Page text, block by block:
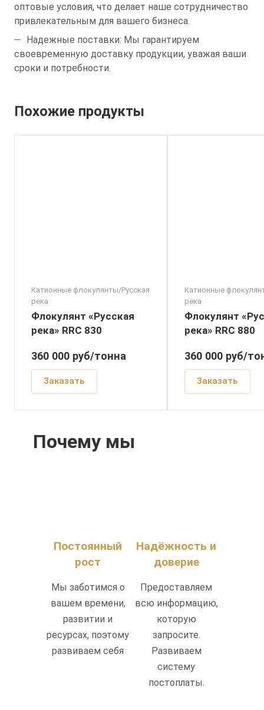
оптовые условия, что делает наше сотрудничество
привлекательным для вашего бизнеса.
Надежные поставки: Мы гарантируем
своевременную доставку продукции, уважая ваши
сроки и потребности.
Похожие продукты
Катионные флокулянты/Русская
река
Флокулянт «Русская
река» RRC 830
360 000 руб/тонна
Заказать
Катионные
река
Флокулянт
река» RRC 880
360 000 руб/
Заказать
Почему мы
Постоянный
рост
Мы заботимся о
вашем времени,
развитии и
ресурсах, поэтому
развиваем себя
Надёжность и
доверие
Предоставляем
всю информацию,
которую
запросите.
Развиваем
систему
постоплаты.